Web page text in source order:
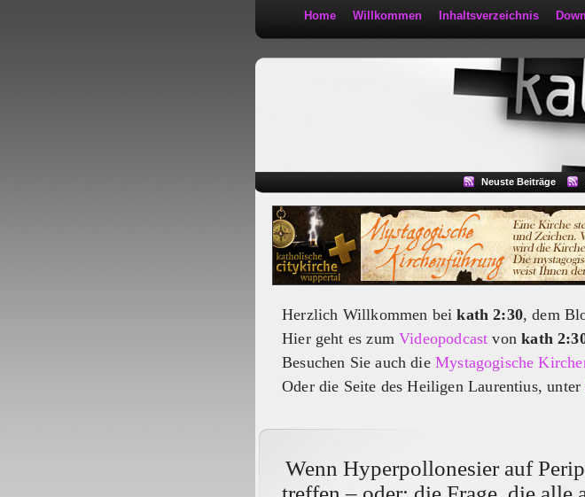
Home Willkommen Inhaltsverzeichnis
Neuste Beiträge
Herzlich Willkommen beikath 2:30, dem
Hier geht es zumVideopodcast vonkath
Besuchen Sie auch die Mystagogische
Oder die Seite des Heiligen Laurentius, unter
Wenn Hyperpollonesier auf